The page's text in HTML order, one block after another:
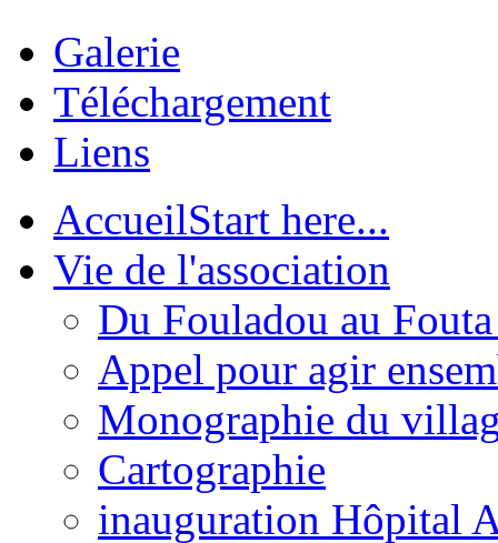
Galerie
Téléchargement
Liens
AccueilStart here...
Vie de l'association
Du Fouladou au
Appel pour agir
Monographie du
Cartographie
inauguration Hôpital